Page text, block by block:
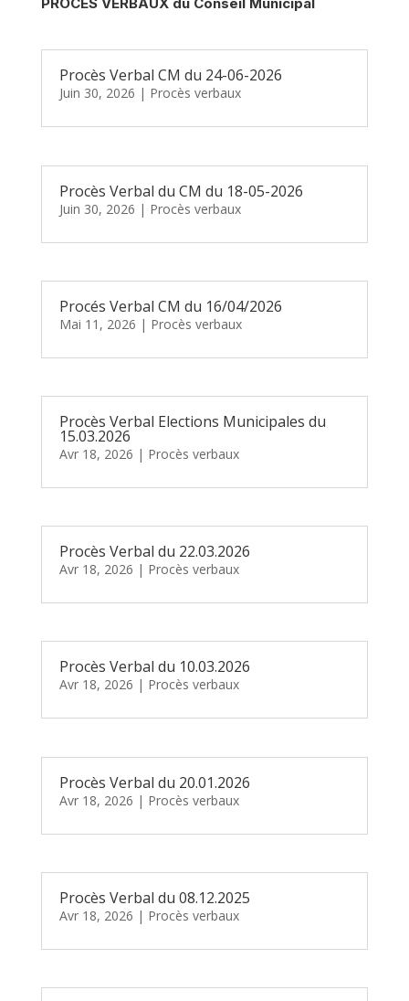
PROCES VERBAUX du Conseil Municipal
Procès Verbal CM du 24-06-2026
Juin 30, 2026 | Procès verbaux
Procès Verbal du CM du 18-05-2026
Juin 30, 2026 | Procès verbaux
Procés Verbal CM du 16/04/2026
Mai 11, 2026 | Procès verbaux
Procès Verbal Elections Municipales du
15.03.2026
Avr 18, 2026 | Procès verbaux
Procès Verbal du 22.03.2026
Avr 18, 2026 | Procès verbaux
Procès Verbal du 10.03.2026
Avr 18, 2026 | Procès verbaux
Procès Verbal du 20.01.2026
Avr 18, 2026 | Procès verbaux
Procès Verbal du 08.12.2025
Avr 18, 2026 | Procès verbaux